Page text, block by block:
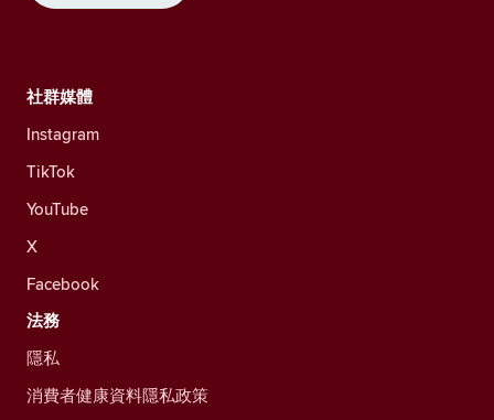
社群媒體
Instagram
TikTok
YouTube
X
Facebook
法務
隱私
消費者健康資料隱私政策